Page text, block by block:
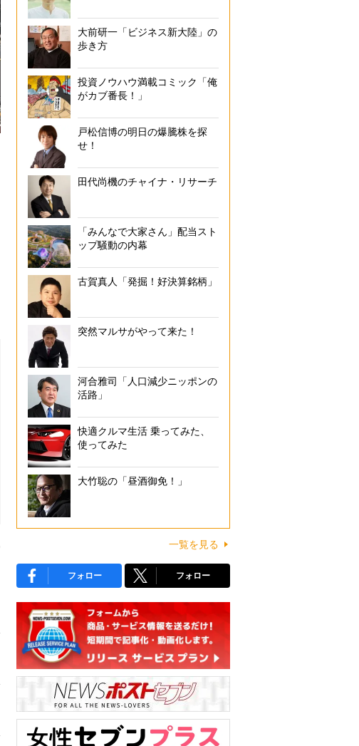
大前研一「ビジネス新大陸」の
歩き方
投資ノウハウ満載コミック「俺
がカブ番長！」
戸松信博の明日の爆騰株を探
せ！
田代尚機のチャイナ・リサーチ
「みんなで大家さん」配当スト
ップ騒動の内幕
古賀真人「発掘！好決算銘柄」
突然マルサがやって来た！
河合雅司「人口減少ニッポンの
活路」
快適クルマ生活 乗ってみた、
使ってみた
大竹聡の「昼酒御免！」
一覧を見る
フォロー フォロー